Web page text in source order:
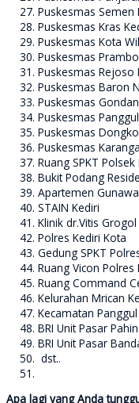
Puskesmas Semen
Puskesmas Kras
Puskesmas Kota
Puskesmas
Puskesmas Rejoso
Puskesmas Baron
Puskesmas
Puskesmas
Puskesmas
Puskesmas
Ruang SPKT Polsek
Bukit Podang
Apartemen
STAIN Kediri
Klinik dr.Vitis Grogol
Polres Kediri Kota
Gedung SPKT
Ruang Vicon Polres
Ruang Command
Kelurahan Mrican
Kecamatan
BRI Unit Pasar
BRI Unit Pasar
dst..
Apa lagi yang Anda